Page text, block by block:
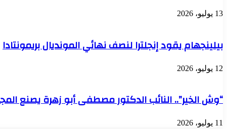
13 يوليو، 2026
بيلينجهام يقود إنجلترا لنصف نهائي المونديال بريمونتادا
12 يوليو، 2026
“وش الخير”.. النائب الدكتور مصطفى أبو زهرة يصنع
11 يوليو، 2026